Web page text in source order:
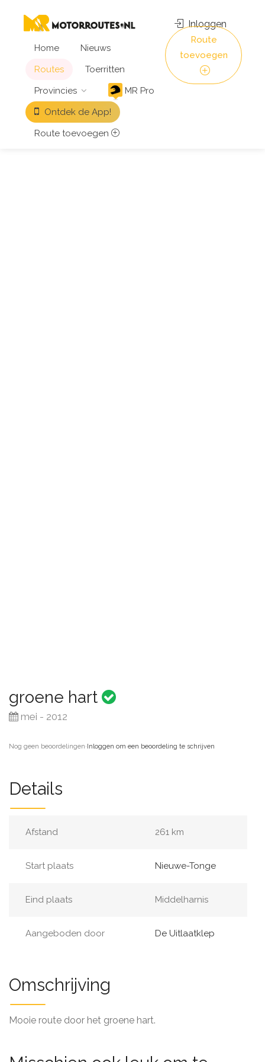
Home
Nieuws
Routes
Toerritten
Provincies
MR Pro
Ontdek de App!
Route toevoegen
Inloggen
Route
toevoegen
groene hart
mei - 2012
Nog geen beoordelingen·Inloggen om een beoordeling te schrijven
Details
Afstand 261 km
Start plaats Nieuwe-Tonge
Eind plaats Middelharnis
Aangeboden door De Uitlaatklep
Omschrijving
Mooie route door het groene hart.